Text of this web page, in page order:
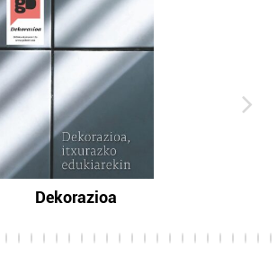
Dekorazioa